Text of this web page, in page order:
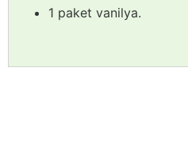
1 paket vanilya.